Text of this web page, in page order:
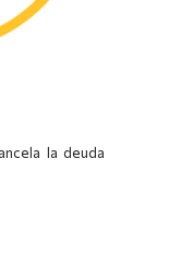
la deuda